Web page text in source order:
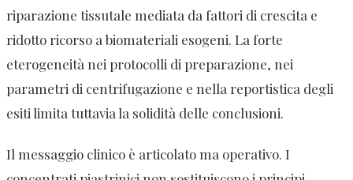
riparazione tissutale mediata da fattori di crescita e
ridotto ricorso a biomateriali esogeni. La forte
eterogeneità nei protocolli di preparazione, nei
parametri di centrifugazione e nella reportistica degli
esiti limita tuttavia la solidità delle conclusioni.
Il messaggio clinico è articolato ma operativo. I